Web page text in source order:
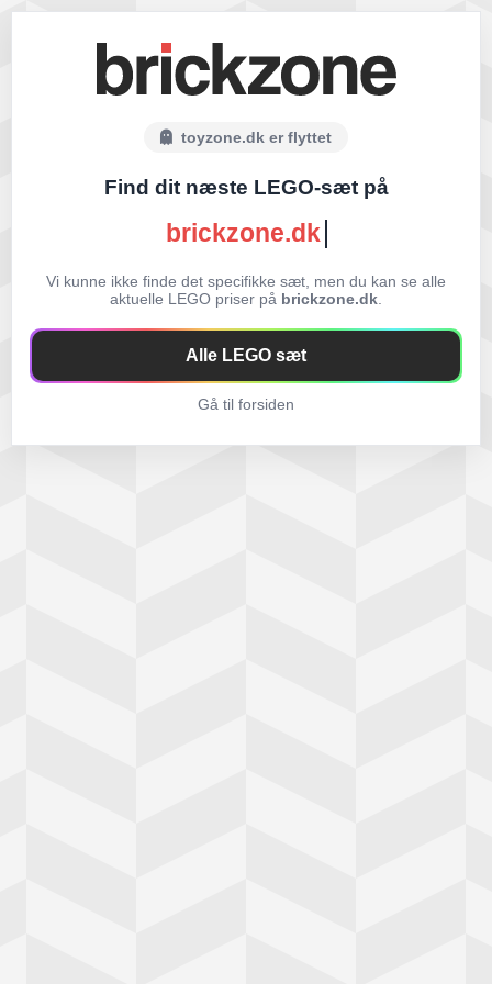
toyzone.dk er flyttet
Find dit næste LEGO-sæt på
brickzone.dk
Vi kunne ikke finde det specifikke sæt, men du kan se alle
aktuelle LEGO priser på brickzone.dk
Alle LEGO sæt
Gå til forsiden